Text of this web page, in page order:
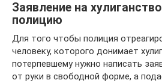
Заявление на
полицию
Для того чтобы полиция
человеку, которого донимает
потерпевшему нужно написать
от руки в свободной форме, а